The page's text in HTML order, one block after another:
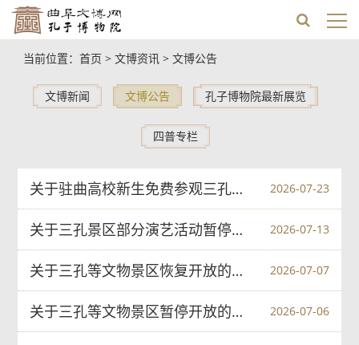
当前位置： 首页 > 文博资讯> 文博公告
文博新闻 文博公告 孔子博物院最新展览
四普专栏
关于驻曲高校新生免费参观三孔景区的公告 2026-07-23
关于三孔景区部分演艺活动暂停的公告 2026-07-13
关于三孔等文物景区恢复开放的公告 2026-07-07
关于三孔等文物景区暂停开放的公告 2026-07-06